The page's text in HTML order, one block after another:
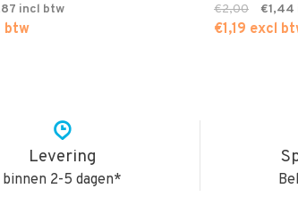
btw
€2,00 €1,44
€1,19 excl
Levering
binnen 2-5 dagen*